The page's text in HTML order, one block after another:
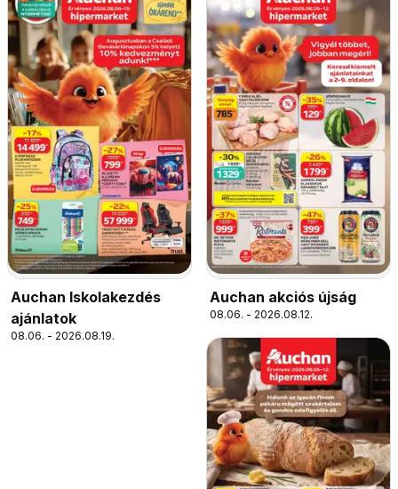
Auchan Iskolakezdés
ajánlatok
08.06. - 2026.08.19.
Auchan akciós újság
08.06. - 2026.08.12.